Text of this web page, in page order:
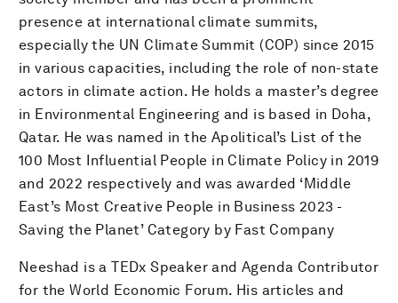
presence at international climate summits,
especially the UN Climate Summit (COP) since 2015
in various capacities, including the role of non-state
actors in climate action. He holds a master’s degree
in Environmental Engineering and is based in Doha,
Qatar. He was named in the Apolitical’s List of the
100 Most Influential People in Climate Policy in 2019
and 2022 respectively and was awarded ‘Middle
East’s Most Creative People in Business 2023 -
Saving the Planet’ Category by Fast Company
Neeshad is a TEDx Speaker and Agenda Contributor
for the World Economic Forum. His articles and